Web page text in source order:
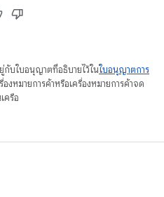
กับใบอนุญาตที่อธิบายไว้ในใบอนุญาตการ
งหมายการค้าหรือเครื่องหมายการค้าจด
ครือ